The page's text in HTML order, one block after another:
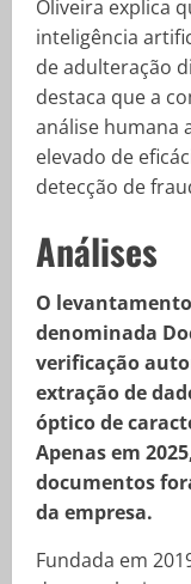
Oliveira explica
inteligência
de adulteração
destaca que a
análise humana
elevado de
detecção de
Análises
O
denominada
verificação
extração de
óptico de
Apenas em
documentos
da empresa.
Fundada em